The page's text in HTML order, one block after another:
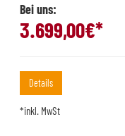
Bei uns:
3.699,00€*
Details
*inkl. MwSt